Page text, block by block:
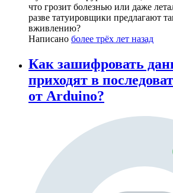
что грозит болезнью или даже
разве татуировщики предлагают
вживлению?
Написано более трёх лет назад
Как зашифровать
приходят в
от Arduino?